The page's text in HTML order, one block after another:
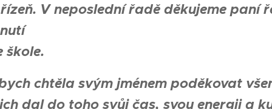
V neposlední řadě děkujeme paní
škole.
chtěla svým jménem poděkovat
dal do toho svůj čas, svou energii a